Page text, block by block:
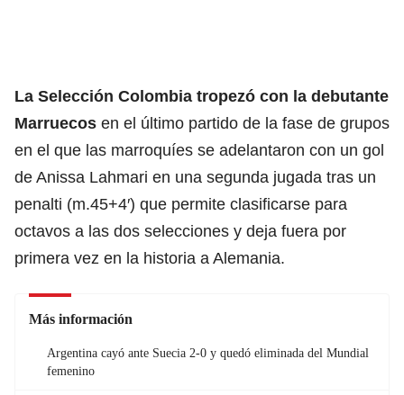
La Selección Colombia tropezó con la debutante
Marruecos en el último partido de la fase de grupos
en el que las marroquíes se adelantaron con un gol
de Anissa Lahmari en una segunda jugada tras un
penalti (m.45+4′) que permite clasificarse para
octavos a las dos selecciones y deja fuera por
primera vez en la historia a Alemania.
Más información
Argentina cayó ante Suecia 2-0 y quedó eliminada del Mundial
femenino